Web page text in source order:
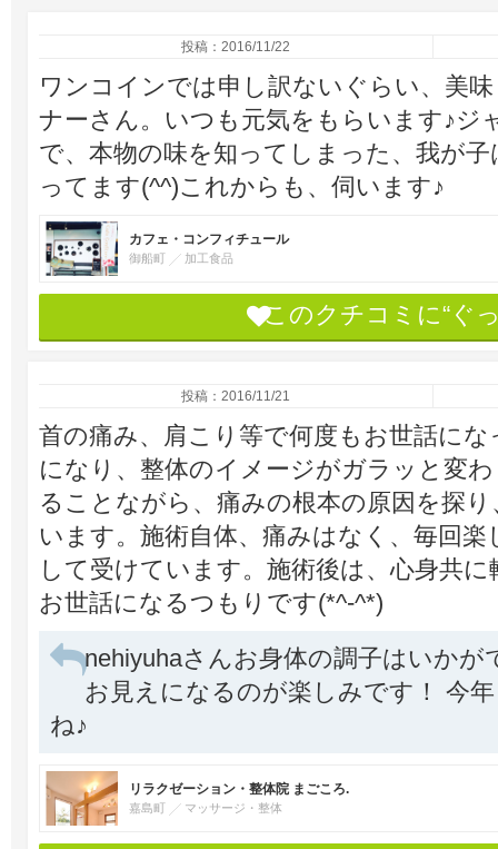
投稿：2016/11/22
ワンコインでは申し訳ないぐらい、美
ナーさん。いつも元気をもらいます♪ジ
で、本物の味を知ってしまった、我が
ってます(^^)これからも、伺います♪
カフェ・コンフィチュール
御船町 加工食品
このクチコミに“ぐ
投稿：2016/11/21
首の痛み、肩こり等で何度もお世話に
になり、整体のイメージがガラッと変
ることながら、痛みの根本の原因を探
います。施術自体、痛みはなく、毎回
して受けています。施術後は、心身共
お世話になるつもりです(*^-^*)
nehiyuhaさんお身体の調子はいか
お見えになるのが楽しみです！ 今
ね♪
リラクゼーション・整体院 まごころ.
嘉島町 マッサージ・整体